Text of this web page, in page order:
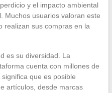
y el impacto ambiental
Muchos usuarios valoran este
realizan sus compras en la
es su diversidad. La
cuenta con millones de
que es posible
artículos, desde marcas